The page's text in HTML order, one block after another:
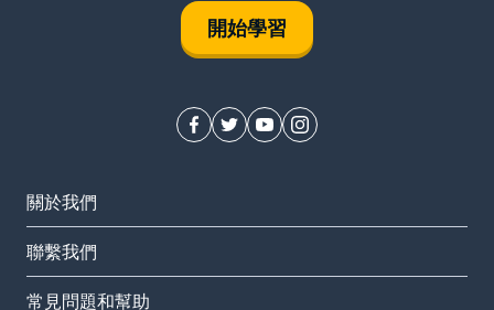
開始學習
關於我們
聯繫我們
常見問題和幫助